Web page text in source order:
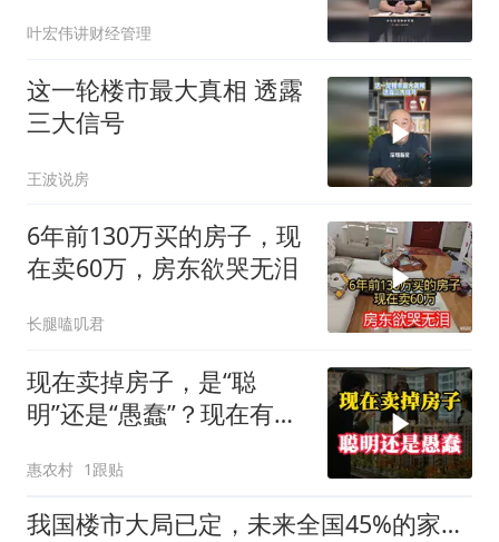
叶宏伟讲财经管理
这一轮楼市最大真相 透露
三大信号
王波说房
6年前130万买的房子，现
在卖60万，房东欲哭无泪
长腿嗑叽君
现在卖掉房子，是“聪
明”还是“愚蠢”？现在有了
惠农村 1跟贴
我国楼市大局已定，未来全国45%的家庭，或将迎来“4大挑战”